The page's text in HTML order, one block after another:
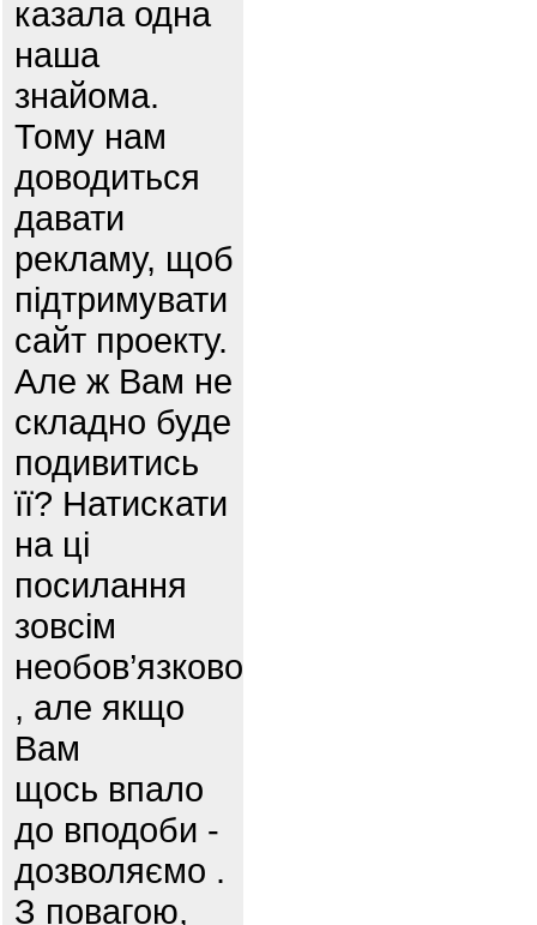
казала одна
наша
знайома.
Тому нам
доводиться
давати
рекламу, щоб
підтримувати
сайт проекту.
Але ж Вам не
складно буде
подивитись
її? Натискати
на ці
посилання
зовсім
необов’язково
, але якщо
Вам
щось впало
до вподоби -
дозволяємо .
З повагою,